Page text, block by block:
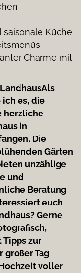
saisonale Küche
Charme mit
Als
es, die
herzliche
in
Die
Gärten
unzählige
und
Beratung
euch
Gerne
Tipps zur
großer Tag
voller